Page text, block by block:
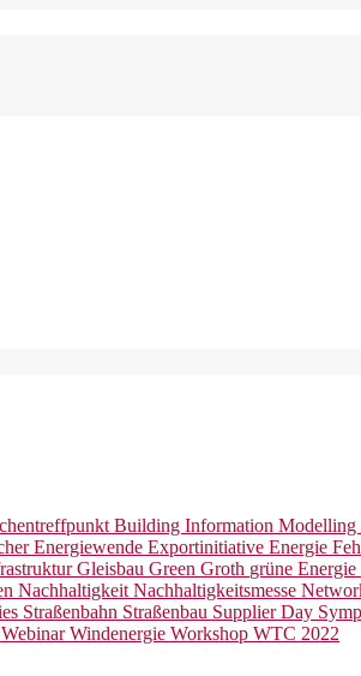
Building Information Modelling
Energiewende Exportinitiative Energie
Gleisbau Green Groth grüne Energie
Nachhaltigkeit Nachhaltigkeitsmesse
Straßenbahn Straßenbau Supplier Day
WebinarWindenergie Workshop WTC 2022